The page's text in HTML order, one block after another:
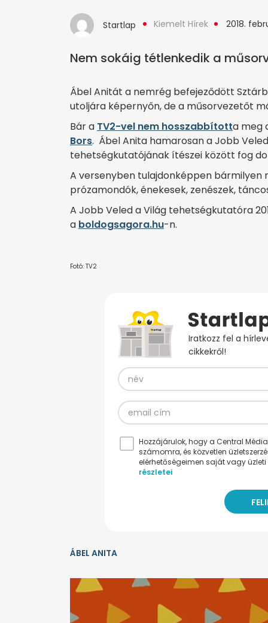
Startlap Kiemelt Hírek 2018.
Nem sokáig tétlenkedik a
Ábel Anitát a nemrég befejeződött
utoljára képernyőn, de a műsorvezetőt
Bár a TV2-vel nem hosszabbította meg
Bors. Ábel Anita hamarosan a Jobb
tehetségkutatójának ítészei között fog
A versenyben tulajdonképpen
prózamondók, énekesek, zenészek,
A Jobb Veled a Világ tehetségkutatóra
a boldogsagora.hu-n.
Fotó: TV2
Iratkozz fel a
cikkekről!
Hozzájárulok, hogy a Central
számomra, és közvetlen
elérhetőségeimen saját vagy
részletei
ÁBEL ANITA